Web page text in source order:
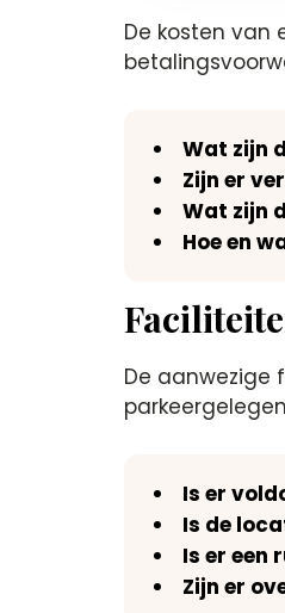
De kosten van
Wat zijn
Zijn er
Wat zijn
Hoe en
De aanwezige
Is er
Is de
Is er een
Zijn er